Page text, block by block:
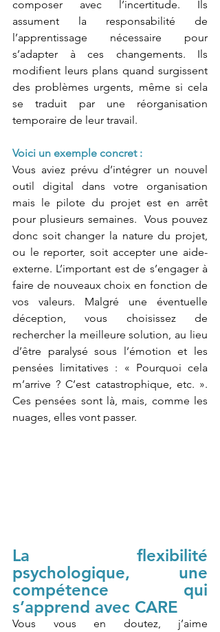
composer avec l’incertitude. Ils
assument la responsabilité de
l’apprentissage nécessaire pour
s’adapter à ces changements. Ils
modifient leurs plans quand surgissent
des problèmes urgents, même si cela
se traduit par une réorganisation
temporaire de leur travail.
Voici un exemple concret :
Vous aviez prévu d’intégrer un nouvel
outil digital dans votre organisation
mais le pilote du projet est en arrêt
pour plusieurs semaines.  Vous pouvez
donc soit changer la nature du projet,
ou le reporter, soit accepter une aide-
externe. L’important est de s’engager à
faire de nouveaux choix en fonction de
vos valeurs. Malgré une éventuelle
déception, vous choisissez de
rechercher la meilleure solution, au lieu
d’être paralysé sous l’émotion et les
pensées limitatives : « Pourquoi cela
m’arrive ? C’est catastrophique, etc. ».
Ces pensées sont là, mais, comme les
nuages, elles vont passer.
La flexibilité
psychologique, une
compétence qui
s’apprend avec CARE
Vous vous en doutez, j’aime